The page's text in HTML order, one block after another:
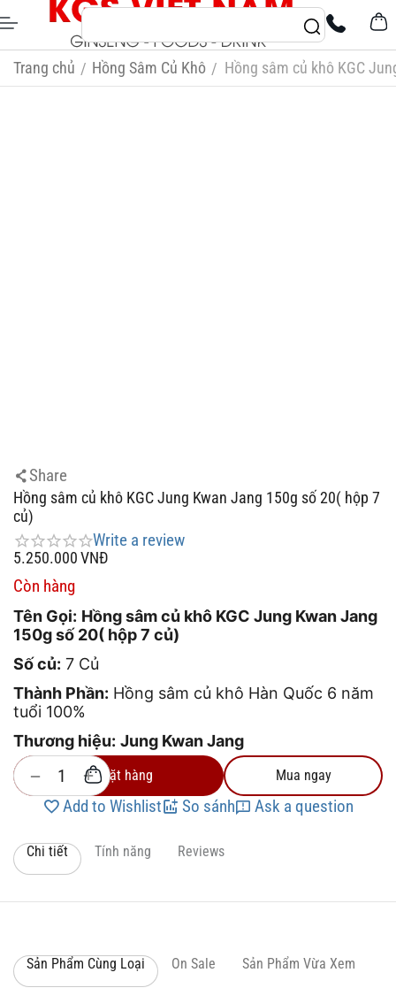
Trang chủ / Hồng Sâm Củ Khô / Hồng sâm củ khô KGC
Share
Hồng sâm củ khô KGC Jung Kwan Jang 150g số 20( hộp 7
củ)
Write a review
5.250.000VNĐ
Còn hàng
Tên Gọi: Hồng sâm củ khô KGC Jung Kwan Jang
150g số 20( hộp 7 củ)
Số củ: 7 Củ
Thành Phần: Hồng sâm củ khô Hàn Quốc 6 năm
tuổi 100%
Thương hiệu: Jung Kwan Jang
+
− Đặt hàng Mua ngay
Add to Wishlist So sánh Ask a question
Chi tiết Tính năng Reviews
Sản Phẩm Cùng Loại On Sale Sản Phẩm Vừa Xem